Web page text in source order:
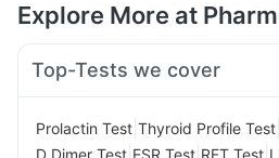
Explore More at
Top-Tests we cover
Prolactin Test Thyroid Profile Test
D Dimer Test ESR Test RFT Test